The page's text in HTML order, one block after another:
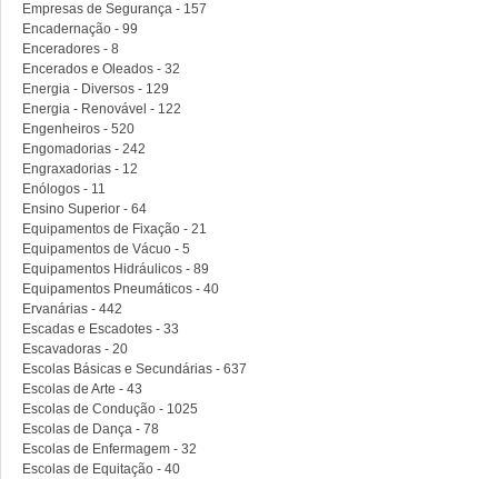
Empresas de Segurança - 157
Encadernação - 99
Enceradores - 8
Encerados e Oleados - 32
Energia - Diversos - 129
Energia - Renovável - 122
Engenheiros - 520
Engomadorias - 242
Engraxadorias - 12
Enólogos - 11
Ensino Superior - 64
Equipamentos de Fixação - 21
Equipamentos de Vácuo - 5
Equipamentos Hidráulicos - 89
Equipamentos Pneumáticos - 40
Ervanárias - 442
Escadas e Escadotes - 33
Escavadoras - 20
Escolas Básicas e Secundárias - 637
Escolas de Arte - 43
Escolas de Condução - 1025
Escolas de Dança - 78
Escolas de Enfermagem - 32
Escolas de Equitação - 40